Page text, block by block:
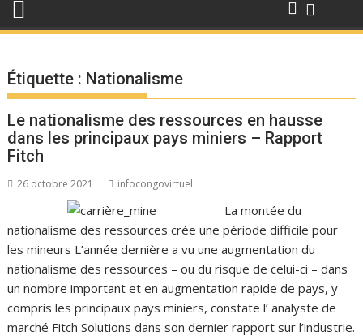
Étiquette : Nationalisme
Le nationalisme des ressources en hausse
dans les principaux pays miniers – Rapport
Fitch
26 octobre 2021 infocongovirtuel
La montée du
nationalisme des ressources crée une période difficile pour
les mineurs L’année dernière a vu une augmentation du
nationalisme des ressources – ou du risque de celui-ci – dans
un nombre important et en augmentation rapide de pays, y
compris les principaux pays miniers, constate l’ analyste de
marché Fitch Solutions dans son dernier rapport sur l’industrie.